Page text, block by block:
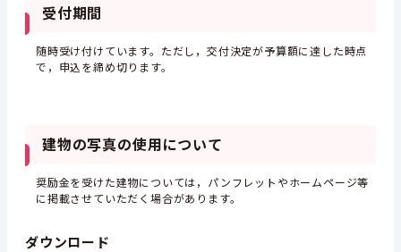
受付期間
随時受け付けています。ただし，交付決定が予算額に達した時点
で，申込を締め切ります。
建物の写真の使用について
奨励金を受けた建物については，パンフレットやホームページ等
に掲載させていただく場合があります。
ダウンロード